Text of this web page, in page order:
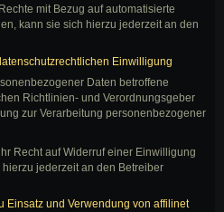
mit Bezug auf automatisierte
kann sie sich hierzu jederzeit an den
Einwilligung
Daten betroffene
Richtlinien- und Verordnungsgeber
zur Verarbeitung personenbezogener
Recht auf Widerruf einer Einwilligung
jederzeit an den Betreiber
Einsatz und Verwendung von affilinet